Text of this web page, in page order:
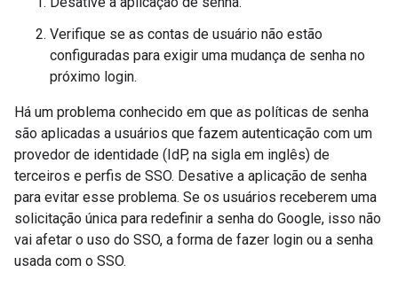
Verifique se as contas de usuário não estão
configuradas para exigir uma mudança de senha no
próximo login.
Há um problema conhecido em que as políticas de senha
são aplicadas a usuários que fazem autenticação com um
provedor de identidade (IdP, na sigla em inglês) de
terceiros e perfis de SSO. Desative a aplicação de senha
para evitar esse problema. Se os usuários receberem uma
solicitação única para redefinir a senha do Google, isso não
vai afetar o uso do SSO, a forma de fazer login ou a senha
usada com o SSO.